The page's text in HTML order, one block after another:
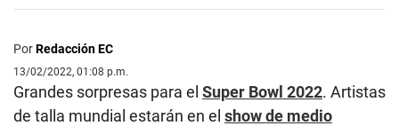
PorRedacción EC
13/02/2022, 01:08 p.m.
Grandes sorpresas para el Super Bowl 2022. Artistas
de talla mundial estarán en el show de medio